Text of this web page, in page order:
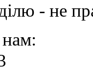
- не